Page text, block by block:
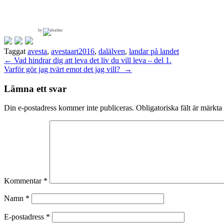
by
Taggat avesta, avestaart2016, dalälven, landar på landet
Inläggsnavigering
← Vad hindrar dig att leva det liv du vill leva – del 1.
Varför gör jag tvärt emot det jag vill?
→
Lämna ett svar
Din e-postadress kommer inte publiceras. Obligatoriska fält är märkta
Kommentar *
Namn *
E-postadress *